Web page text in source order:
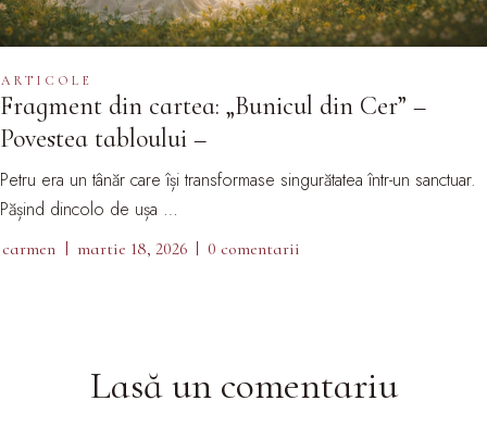
ARTICOLE
Fragment din cartea: „Bunicul din Cer” –
Povestea tabloului –
Petru era un tânăr care își transformase singurătatea într-un sanctuar.
Pășind dincolo de ușa …
carmen martie 18, 2026 0 comentarii
Lasă un comentariu